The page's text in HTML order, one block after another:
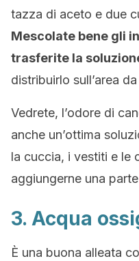
tazza di aceto e due
Mescolate bene gli
trasferite la
distribuirlo sull’area
Vedrete, l’odore di
anche un’ottima
la cuccia, i vestiti e le
aggiungerne una
3. Acqua
È una buona alleata